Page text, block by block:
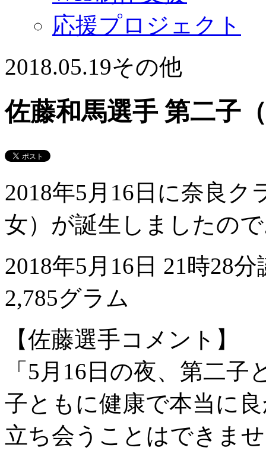
応援プロジェクト
2018.05.19その他
佐藤和馬選手 第二子
2018年5月16日に奈良
女）が誕生しましたの
2018年5月16日 21時28分
2,785グラム
【佐藤選手コメント】
「5月16日の夜、第二
子ともに健康で本当に
立ち会うことはできま